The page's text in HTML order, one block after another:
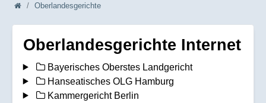
Navi_breadcrum
Oberlandesgerichte
Oberlandesgerichte Internet
Bayerisches Oberstes Landgericht
Hanseatisches OLG Hamburg
Kammergericht Berlin